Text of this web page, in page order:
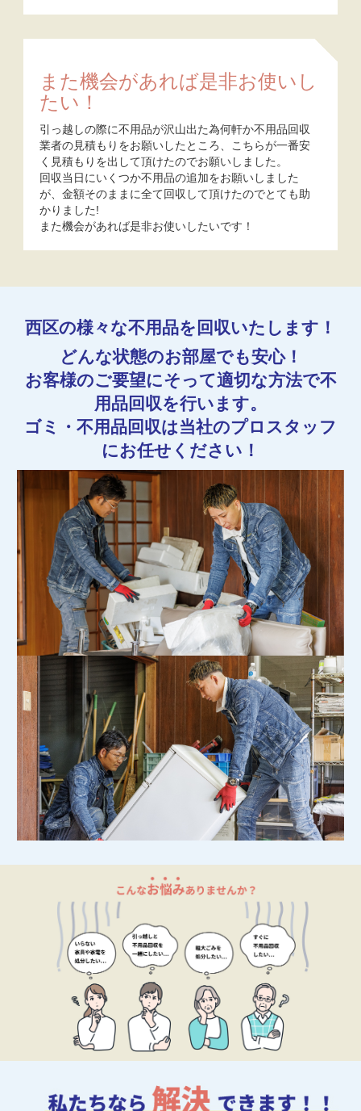
また機会があれば是非お使いし
たい！
引っ越しの際に不用品が沢山出た為何軒か不用品回収
業者の見積もりをお願いしたところ、こちらが一番安
く見積もりを出して頂けたのでお願いしました。
回収当日にいくつか不用品の追加をお願いしました
が、金額そのままに全て回収して頂けたのでとても助
かりました!
また機会があれば是非お使いしたいです！
西区の様々な不用品を回収いたします！
どんな状態のお部屋でも安心！
お客様のご要望にそって適切な方法で不
用品回収を行います。
ゴミ・不用品回収は当社のプロスタッフ
にお任せください！